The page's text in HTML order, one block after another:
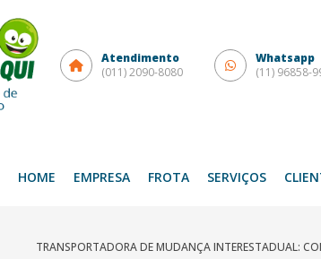
Atendimento
(011) 2090-8080
Whatsapp
(11) 96858-
HOME EMPRESA FROTA SERVIÇOS
TRANSPORTADORA DE MUDANÇA INTERESTADUAL: